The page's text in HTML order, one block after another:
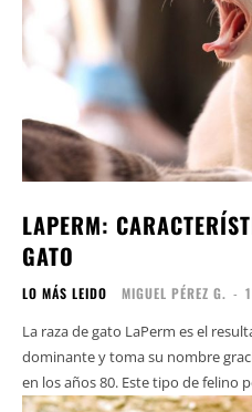
LAPERM:
GATO
LO MÁS LEIDO MIGUEL PÉREZ G. -
La raza de gato LaPerm es el
dominante y toma su nombre
en los años 80. Este tipo de felino